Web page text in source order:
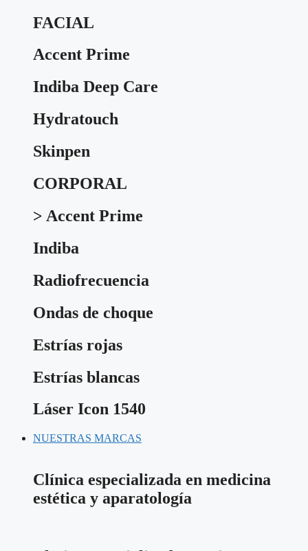
FACIAL
Accent Prime
Indiba Deep Care
Hydratouch
Skinpen
CORPORAL
> Accent Prime
Indiba
Radiofrecuencia
Ondas de choque
Estrías rojas
Estrías blancas
Láser Icon 1540
NUESTRAS MARCAS
Clínica especializada en medicina
estética y aparatología